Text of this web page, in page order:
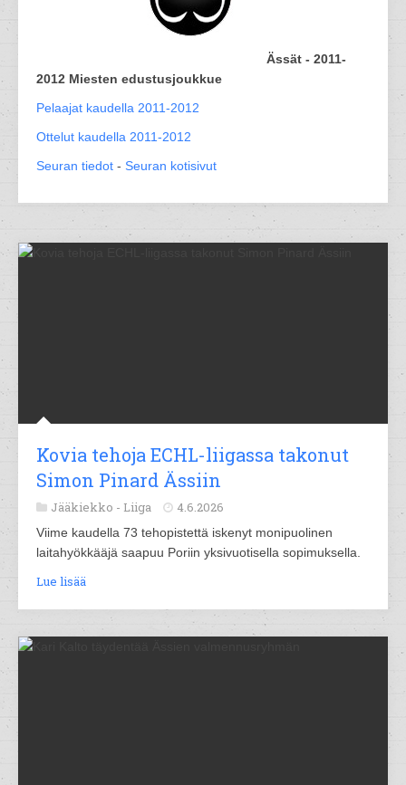
Ässät - 2011-
2012 Miesten edustusjoukkue
Pelaajat kaudella 2011-2012
Ottelut kaudella 2011-2012
Seuran tiedot - Seuran kotisivut
Kovia tehoja ECHL-liigassa takonut
Simon Pinard Ässiin
Jääkiekko - Liiga 4.6.2026
Viime kaudella 73 tehopistettä iskenyt monipuolinen
laitahyökkääjä saapuu Poriin yksivuotisella sopimuksella.
Lue lisää